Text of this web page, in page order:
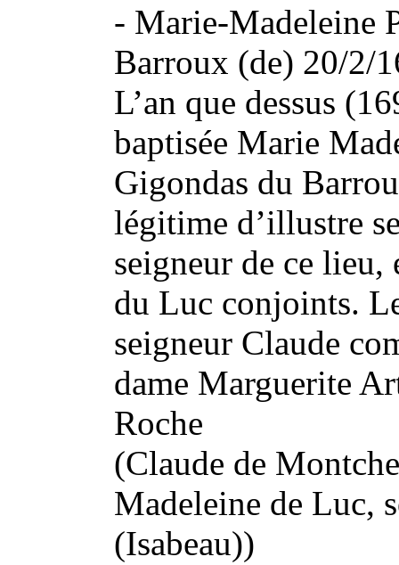
- Marie-Madeleine
Barroux (de) 20/2/
L’an que dessus
baptisée Marie
Gigondas du
légitime d’illustre
seigneur de ce lieu,
du Luc conjoints.
seigneur Claude
dame Marguerite
Roche
(Claude de
Madeleine de Luc,
(Isabeau))